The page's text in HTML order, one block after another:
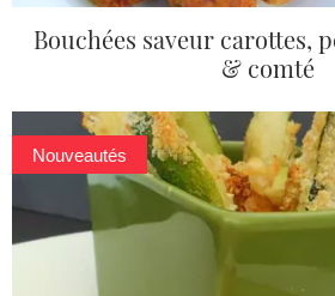
Bouchées saveur carottes,
& comté
Nouveautés